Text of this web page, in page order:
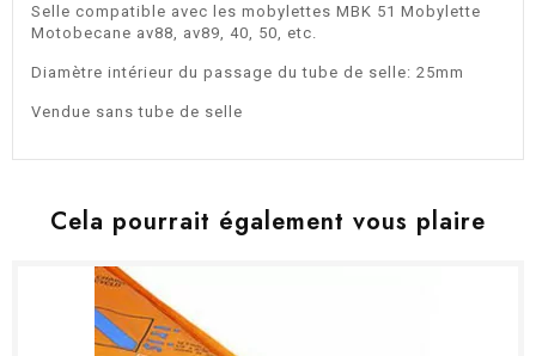
Selle compatible avec les mobylettes MBK 51 Mobylette
Motobecane av88, av89, 40, 50, etc.
Diamètre intérieur du passage du tube de selle: 25mm
Vendue sans tube de selle
Cela pourrait également vous plaire